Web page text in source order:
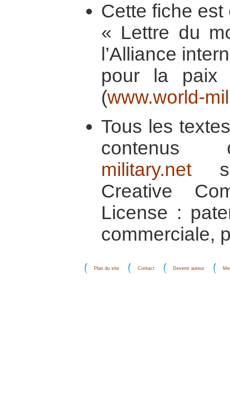
Cette fiche
« Lettre du
l’Alliance
pour la paix
(www.world-
Tous les
military.net
Creative
License :
commerciale,
Plan du site Contact Devenir auteur